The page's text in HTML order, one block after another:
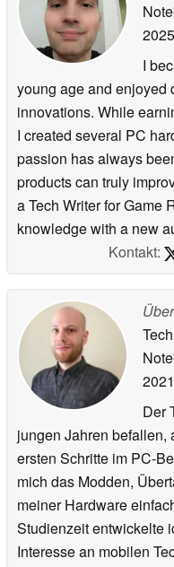
2025
I
young age and enjoyed
innovations. While
I created several PC
passion has always
products can truly
a Tech Writer for Game
knowledge with a new
Kontakt:
2021
Der
jungen Jahren befallen,
ersten Schritte im PC-
mich das Modden,
meiner Hardware
Studienzeit entwickelte
Interesse an mobilen